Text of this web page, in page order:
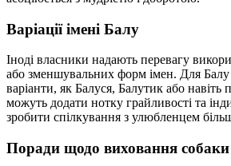
Варіації імені Балу
Іноді власники надають перевагу
або зменшувальних форм імен. Для Балу
варіанти, як Балуся, Балутик або навіть
можуть додати нотку грайливості та
зробити спілкування з улюбленцем
Поради щодо виховання